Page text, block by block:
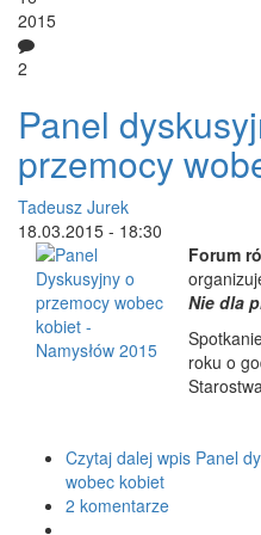
2015
2
Panel
przemocy
Tadeusz Jurek
18.03.2015 - 18:30
Forum
Nie dla
roku o
Czytaj dalej wpis Panel
wobec kobiet
2 komentarze